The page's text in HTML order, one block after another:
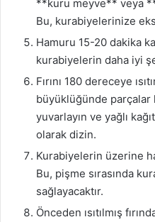
**kuru meyve** veya
Bu, kurabiyelerinize
Hamuru 15-20 dakika
kurabiyelerin daha iyi
Fırını 180 dereceye
büyüklüğünde parçalar
yuvarlayın ve yağlı
olarak dizin.
Kurabiyelerin üzerine
Bu, pişme sırasında
sağlayacaktır.
Önceden ısıtılmış